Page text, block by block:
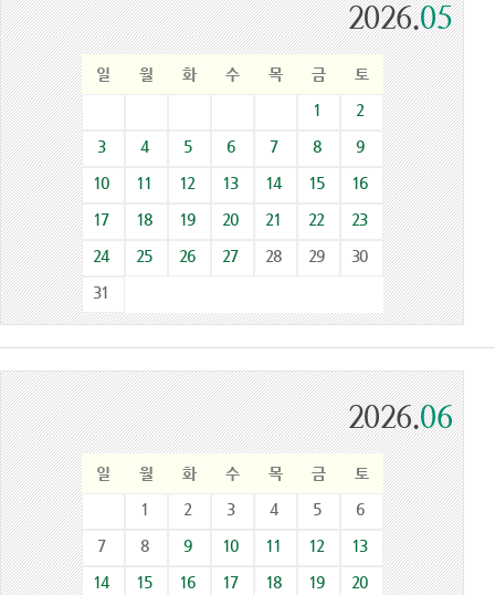
2026.05
일 월 화 수 목 금
토
1
2
3 4 5 6 7 8 9
10 11 12 13 14 15 16
17 18 19 20 21 22 23
24 25 26 27 28 29 30
31
2026.06
일 월 화 수 목 금
토
1
2 3 4 5 6
7 8 9 10 11 12 13
14 15 16 17 18 19 20